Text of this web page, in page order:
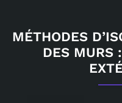
MÉTHODES
DES MURS